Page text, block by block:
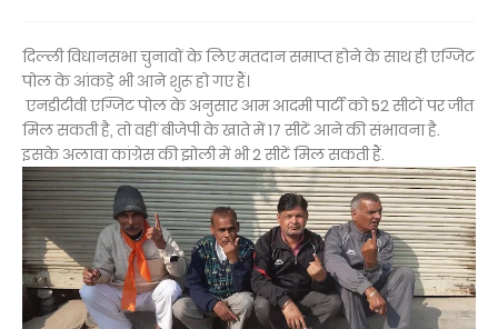
दिल्ली विधानसभा चुनावों के लिए मतदान समाप्त होने के साथ ही एग्जिट
पोल के आंकड़े भी आने शुरू हो गए हैं।
एनडीटीवी एग्जिट पोल के अनुसार आम आदमी पार्टी को 52 सीटों पर जीत
मिल सकती है, तो वहीं बीजेपी के खाते में 17 सीटें आने की संभावना है.
इसके अलावा कांग्रेस की झोली में भी 2 सीटें मिल सकती हैं.